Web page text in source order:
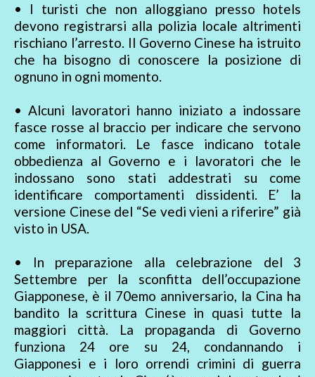
• I turisti che non alloggiano presso hotels
devono registrarsi alla polizia locale altrimenti
rischiano l’arresto. Il Governo Cinese ha istruito
che ha bisogno di conoscere la posizione di
ognuno in ogni momento.
• Alcuni lavoratori hanno iniziato a indossare
fasce rosse al braccio per indicare che servono
come informatori. Le fasce indicano totale
obbedienza al Governo e i lavoratori che le
indossano sono stati addestrati su come
identificare comportamenti dissidenti. E’ la
versione Cinese del “Se vedi vieni a riferire” già
visto in USA.
• In preparazione alla celebrazione del 3
Settembre per la sconfitta dell’occupazione
Giapponese, è il 70emo anniversario, la Cina ha
bandito la scrittura Cinese in quasi tutte la
maggiori città. La propaganda di Governo
funziona 24 ore su 24, condannando i
Giapponesi e i loro orrendi crimini di guerra